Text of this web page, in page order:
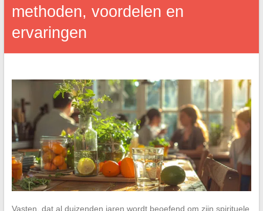
methoden, voordelen en
ervaringen
Vasten, dat al duizenden jaren wordt beoefend om zijn spirituele